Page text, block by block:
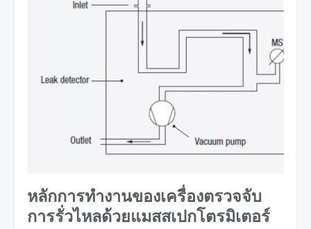
หลักการทํางานของเครื่องตรวจจับ
การรั่วไหลด้วยแมสสเปกโตรมิเตอร์